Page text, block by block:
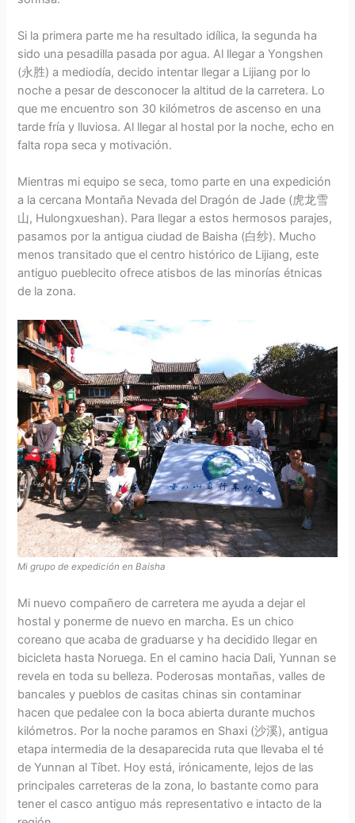
Si la primera parte me ha resultado idílica, la segunda ha
sido una pesadilla pasada por agua. Al llegar a Yongshen
(永胜) a mediodía, decido intentar llegar a Lijiang por lo
noche a pesar de desconocer la altitud de la carretera. Lo
que me encuentro son 30 kilómetros de ascenso en una
tarde fría y lluviosa. Al llegar al hostal por la noche, echo en
falta ropa seca y motivación.
Mientras mi equipo se seca, tomo parte en una expedición
a la cercana Montaña Nevada del Dragón de Jade (虎龙雪
山, Hulongxueshan). Para llegar a estos hermosos parajes,
pasamos por la antigua ciudad de Baisha (白纱). Mucho
menos transitado que el centro histórico de Lijiang, este
antiguo pueblecito ofrece atisbos de las minorías étnicas
de la zona.
Mi grupo de expedición en Baisha
Mi nuevo compañero de carretera me ayuda a dejar el
hostal y ponerme de nuevo en marcha. Es un chico
coreano que acaba de graduarse y ha decidido llegar en
bicicleta hasta Noruega. En el camino hacia Dali, Yunnan se
revela en toda su belleza. Poderosas montañas, valles de
bancales y pueblos de casitas chinas sin contaminar
hacen que pedalee con la boca abierta durante muchos
kilómetros. Por la noche paramos en Shaxi (沙溪), antigua
etapa intermedia de la desaparecida ruta que llevaba el té
de Yunnan al Tíbet. Hoy está, irónicamente, lejos de las
principales carreteras de la zona, lo bastante como para
tener el casco antiguo más representativo e intacto de la